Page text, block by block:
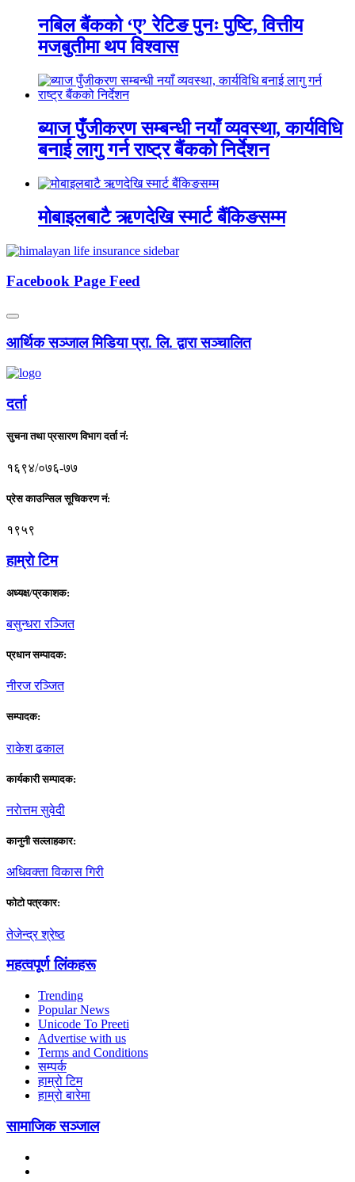
नबिल बैंकको ‘ए’ रेटिङ पुनः पुष्टि, वित्तीय
मजबुतीमा थप विश्वास
ब्याज पुँजीकरण सम्बन्धी नयाँ व्यवस्था, कार्यविधि
बनाई लागु गर्न राष्ट्र बैंकको निर्देशन
मोबाइलबाटै ऋणदेखि स्मार्ट बैंकिङसम्म
Facebook Page Feed
आर्थिक सञ्जाल मिडिया प्रा. लि. द्वारा सञ्चालित
दर्ता
सुचना तथा प्रसारण विभाग दर्ता नं:
१६९४/०७६-७७
प्रेस काउन्सिल सूचिकरण नं:
१९५९
हाम्राे टिम
अध्यक्ष/प्रकाशक:
बसुन्धरा रञ्जित
प्रधान सम्पादक:
नीरज रञ्जित
सम्पादक:
राकेश ढकाल
कार्यकारी सम्पादक:
नराेत्तम सुवेदी
कानुनी सल्लाहकार:
अधिवक्ता विकास गिरी
फाेटाे पत्रकार:
तेजेन्द्र श्रेष्ठ
महत्वपूर्ण लिंकहरू
Trending
Popular News
Unicode To Preeti
Advertise with us
Terms and Conditions
सम्पर्क
हाम्रो टिम
हाम्रो बारेमा
सामाजिक सञ्जाल